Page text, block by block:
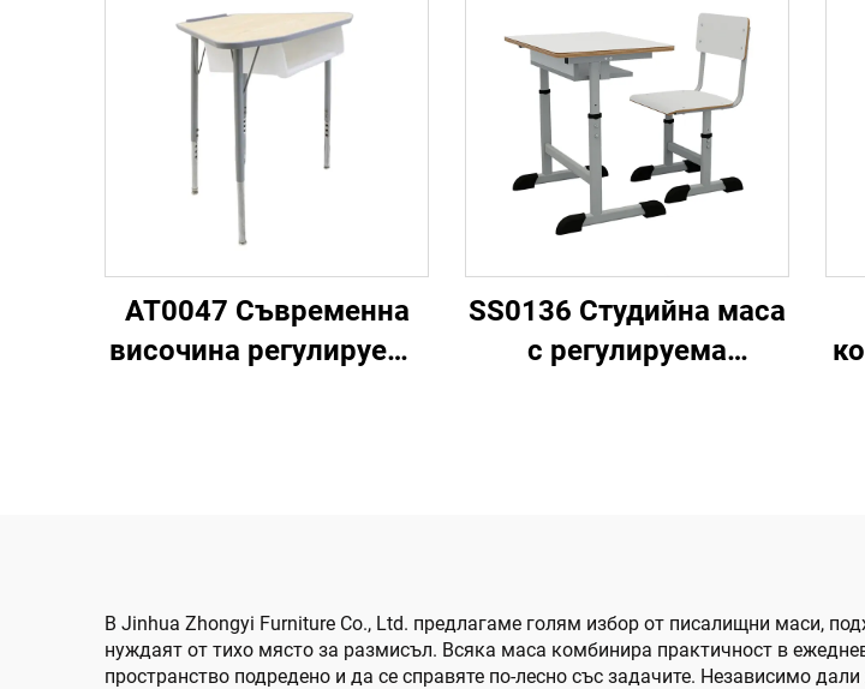
AT0047 Съвременна
височина регулируема
SS0136 Студийна маса
с регулируема
В Jinhua Zhongyi Furniture Co., Ltd. предлагаме голям избор от писалищни маси,
нуждаят от тихо място за размисъл. Всяка маса комбинира практичност в
пространство подредено и да се справяте по-лесно със задачите. Независимо